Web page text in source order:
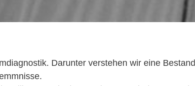
Darunter verstehen wir eine